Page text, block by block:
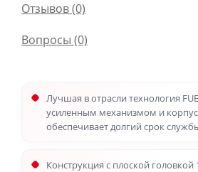
Отзывов (0)
Вопросы (0)
Лучшая в отрасли технология
усиленным механизмом и
обеспечивает долгий срок
Конструкция с плоской